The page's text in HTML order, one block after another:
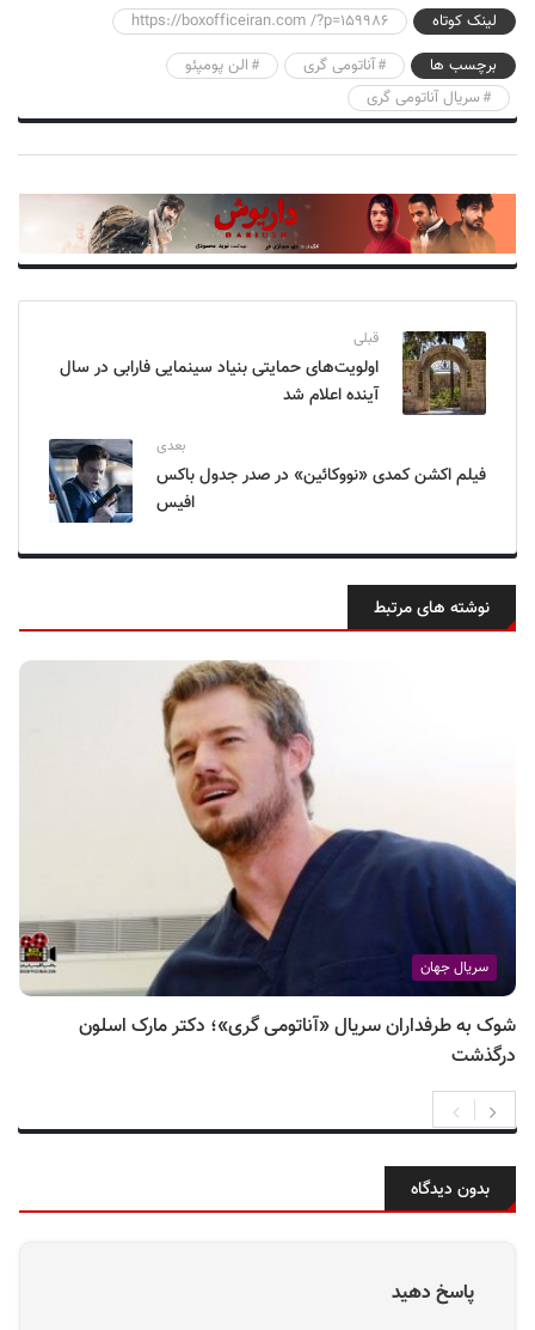
لینک کوتاه
https://boxofficeiran.com /?p=159986
برچسب ها
آناتومی گری
الن پومپئو
سریال آناتومی گری
قبلی
اولویت‌های حمایتی بنیاد سینمایی فارابی در سال
آینده اعلام شد
بعدی
فیلم اکشن کمدی «نووکائین» در صدر جدول باکس
افیس
نوشته های مرتبط
سریال جهان
شوک به طرفداران سریال «آناتومی گری»؛ دکتر مارک اسلون
درگذشت
بدون دیدگاه
پاسخ دهید